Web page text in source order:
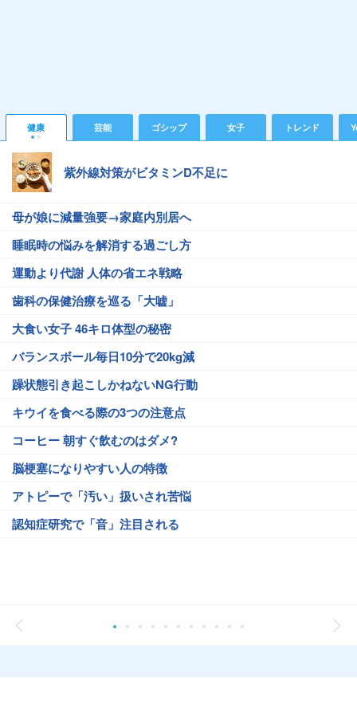
健康 芸能 ゴシップ 女子 トレンド
紫外線対策がビタミンD不足に
母が娘に減量強要→家庭内別居へ
睡眠時の悩みを解消する過ごし方
運動より代謝 人体の省エネ戦略
歯科の保健治療を巡る「大嘘」
大食い女子 46キロ体型の秘密
バランスボール毎日10分で20kg減
躁状態引き起こしかねないNG行動
キウイを食べる際の3つの注意点
コーヒー 朝すぐ飲むのはダメ?
脳梗塞になりやすい人の特徴
アトピーで「汚い」扱いされ苦悩
認知症研究で「音」注目される